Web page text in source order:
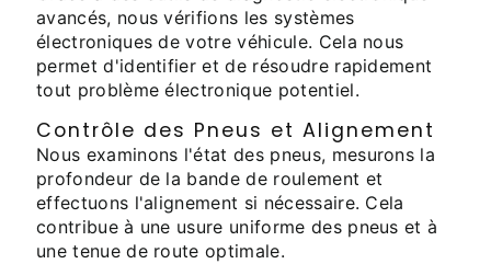
avancés, nous vérifions les systèmes
électroniques de votre véhicule. Cela nous
permet d'identifier et de résoudre rapidement
tout problème électronique potentiel.
Contrôle des Pneus et Alignement
Nous examinons l'état des pneus, mesurons la
profondeur de la bande de roulement et
effectuons l'alignement si nécessaire. Cela
contribue à une usure uniforme des pneus et à
une tenue de route optimale.